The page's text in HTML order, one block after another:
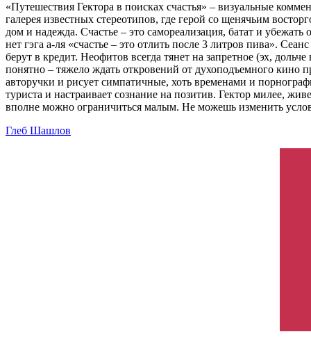
«Путешествия Гектора в поисках счастья» – визуальные
галерея известных стереотипов, где герой со щенячьим
дом и надежда. Счастье – это самореализация, батат и
нет гэга а-ля «счастье – это отлить после 3 литров пива».
берут в кредит. Неофитов всегда тянет на запретное (эх,
понятно – тяжело ждать откровений от духоподъемного
авторучки и рисует симпатичные, хоть временами и
туриста и настраивает сознание на позитив. Гектор милее,
вполне можно ограничиться малым. Не можешь изменить
Глеб Шашлов